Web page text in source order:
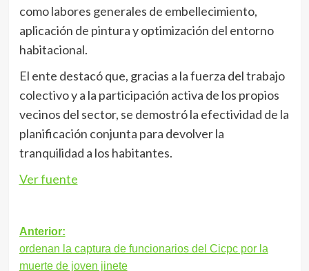
como labores generales de embellecimiento,
aplicación de pintura y optimización del entorno
habitacional.
El ente destacó que, gracias a la fuerza del trabajo
colectivo y a la participación activa de los propios
vecinos del sector, se demostró la efectividad de la
planificación conjunta para devolver la
tranquilidad a los habitantes.
Ver fuente
Navegación
de
Anterior:
ordenan la captura de funcionarios del Cicpc por la
muerte de joven jinete